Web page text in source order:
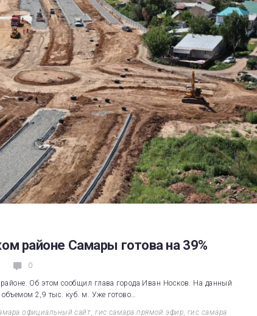
районе Самары готова на 39%
0
Об этом сообщил глава города Иван Носков. На данный
2,9 тыс. куб. м. Уже готово…
официальный сайт,гис самара прямой эфир,гис самара